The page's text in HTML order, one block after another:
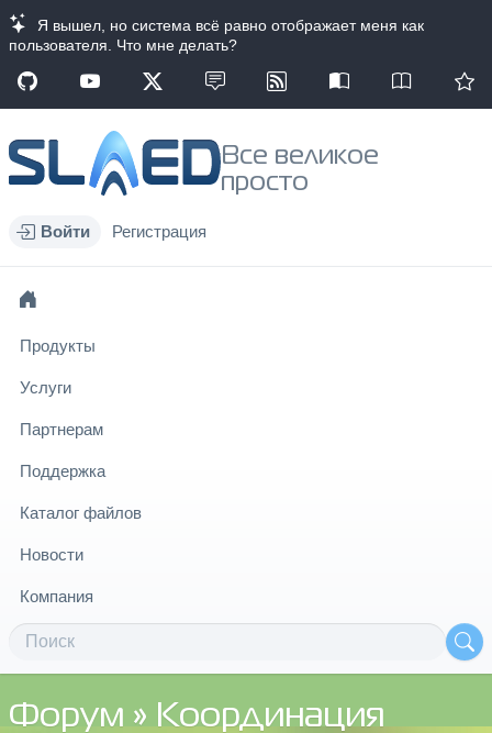
Я вышел, но система всё равно отображает меня как
пользователя. Что мне делать?
Все великое
просто
Войти Регистрация
Продукты
Услуги
Партнерам
Поддержка
Каталог файлов
Новости
Компания
Форум » Координация